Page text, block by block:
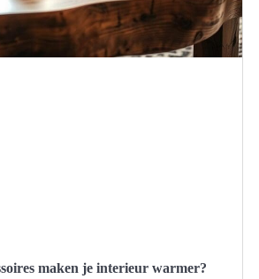
maken je interieur warmer?